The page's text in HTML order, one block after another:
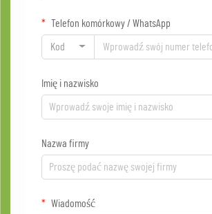
Telefon komórkowy / WhatsApp
Kod
Imię i nazwisko
Nazwa firmy
Wiadomość